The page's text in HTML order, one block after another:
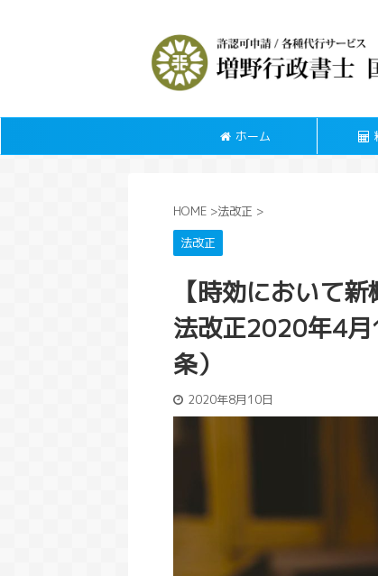
ホーム
HOME >法改正 >
法改正
【時効において
法改正2020年4
条）
2020年8月10日